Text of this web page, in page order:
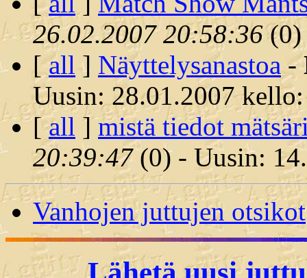
26.02.2007 20:58:36(
[all ] Näyttelysanastoa -
Uusin: 28.01.2007
[all ]mistä tiedot
20:39:47(0) - Uusin:
Vanhojen juttujen otsikot